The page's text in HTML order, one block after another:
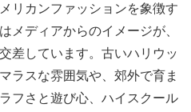
リカンファッションを象徴す
メディアからのイメージが、
差しています。古いハリウッ
ラスな雰囲気や、郊外で育ま
フさと遊び心、ハイスクール